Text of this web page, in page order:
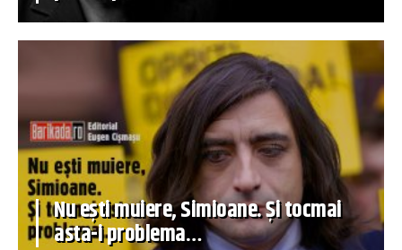
Nu ești muiere, Simioane. Și tocmai
asta-i problema…